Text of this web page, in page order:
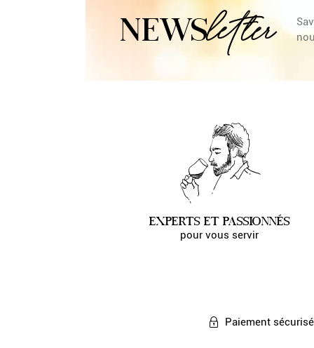
NEWSletter
EXPERTS ET PASSIONNÉS
pour vous servir
Paiement sécurisé